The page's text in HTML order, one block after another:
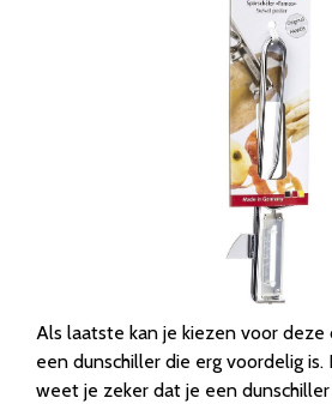
Als laatste kan je kiezen voor deze
een dunschiller die erg voordelig
weet je zeker dat je een